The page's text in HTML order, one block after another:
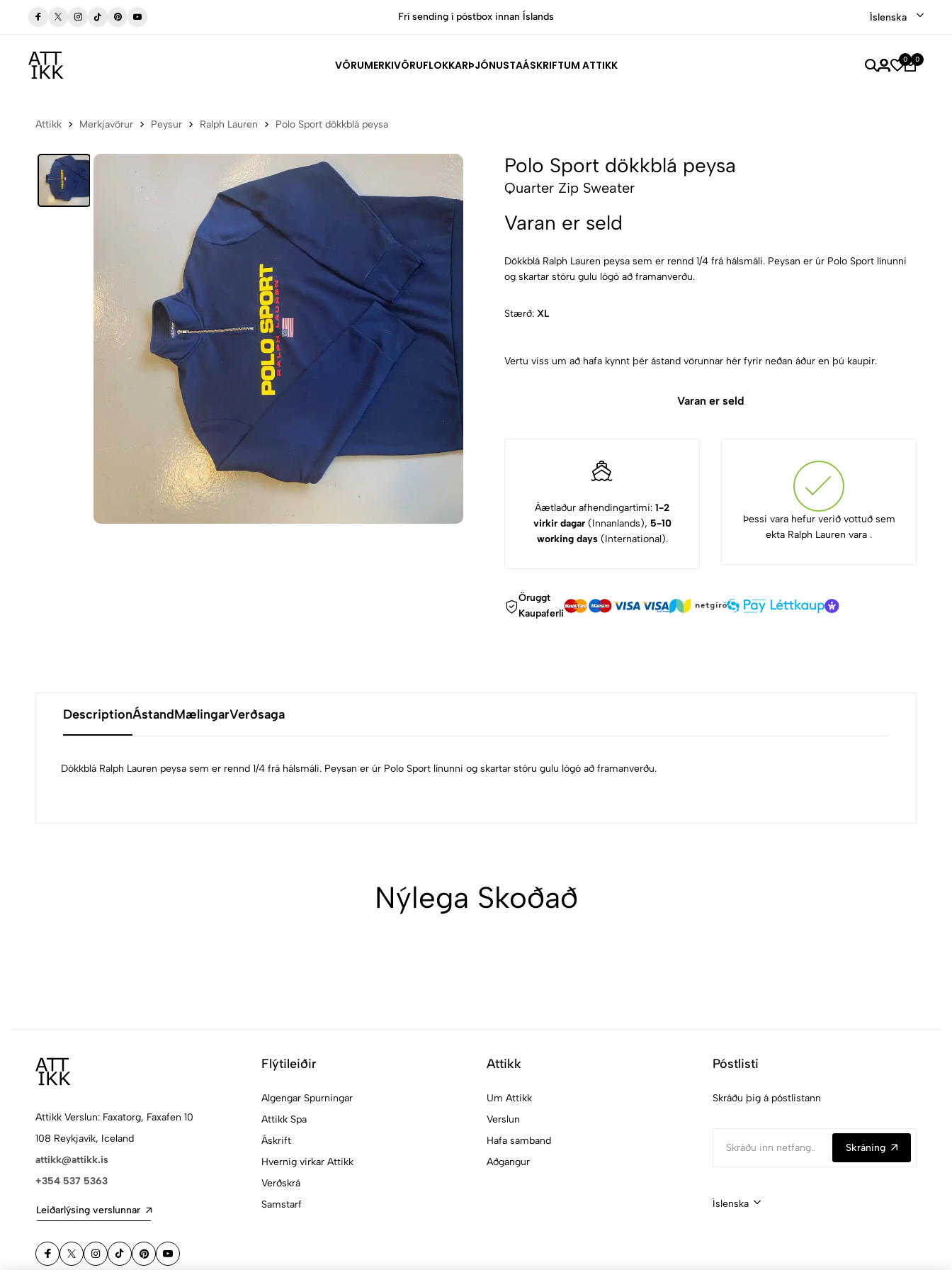
Versla Núna Allar vörur eru vottaðar Ekta af sérfræðingum Versla Núna
Íslenska
VÖRUMERKIVÖRUFLOKKARÞJÓNUSTAÁSKRIFTUM ATTIKK 0 0
Attikk Merkjavörur Peysur Ralph Lauren Polo Sport dökkblá peysa
Polo Sport dökkblá peysa
Quarter Zip Sweater
Varan er seld
Dökkblá Ralph Lauren peysa sem er rennd 1/4 frá hálsmáli. Peysan er úr Polo Sport línunni
og skartar stóru gulu lógó að framanverðu.
Stærð: XL
Vertu viss um að hafa kynnt þér ástand vörunnar hér fyrir neðan áður en þú kaupir.
Varan er seld
Áætlaður afhendingartími: 1-2
virkir dagar (Innanlands), 5-10
working days(International).
Þessi vara hefur verið vottuð sem
ekta Ralph Lauren vara .
Öruggt
Kaupaferli
DescriptionÁstandMælingarVerðsaga
Dökkblá Ralph Lauren peysa sem er rennd 1/4 frá hálsmáli. Peysan er úr Polo Sport línunni og skartar stóru gulu lógó að framanverðu.
Nýlega Skoðað
Attikk Verslun: Faxatorg, Faxafen 10
108 Reykjavík, Iceland
attikk@attikk.is
+354 537 5363
Leiðarlýsing verslunnar
Flýtileiðir
Algengar Spurningar
Attikk Spa
Áskrift
Hvernig virkar Attikk
Verðskrá
Samstarf
Attikk
Um Attikk
Verslun
Hafa samband
Aðgangur
Póstlisti
Skráðu þig á póstlistann
Skráning
Íslenska